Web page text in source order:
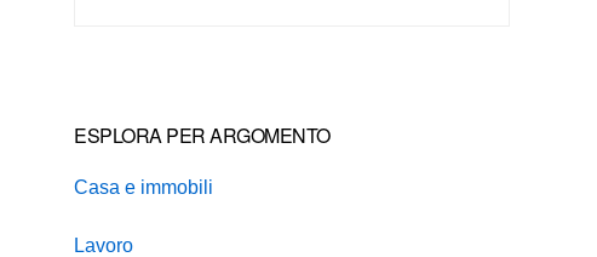
ESPLORA PER ARGOMENTO
Casa e immobili
Lavoro